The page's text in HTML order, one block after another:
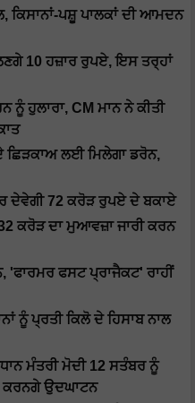
ਕਿਸਾਨਾਂ-ਪਸ਼ੂ ਪਾਲਕਾਂ ਦੀ ਆਮਦਨ
10 ਹਜ਼ਾਰ ਰੁਪਏ, ਇਸ ਤਰ੍ਹਾਂ
ਨੂੰ ਹੁਲਾਰਾ, CM ਮਾਨ ਨੇ ਕੀਤੀ
ਛਿੜਕਾਅ ਲਈ ਮਿਲੇਗਾ ਡਰੋਨ,
ਦੇਵੇਗੀ 72 ਕਰੋੜ ਰੁਪਏ ਦੇ ਬਕਾਏ
ਕਰੋੜ ਦਾ ਮੁਆਵਜ਼ਾ ਜਾਰੀ ਕਰਨ
'ਫਾਰਮਰ ਫਸਟ ਪ੍ਰਾਜੈਕਟ' ਰਾਹੀਂ
ਨੂੰ ਪ੍ਰਤੀ ਕਿਲੋ ਦੇ ਹਿਸਾਬ ਨਾਲ
ਮੰਤਰੀ ਮੋਦੀ 12 ਸਤੰਬਰ ਨੂੰ
ਕਰਨਗੇ ਉਦਘਾਟਨ